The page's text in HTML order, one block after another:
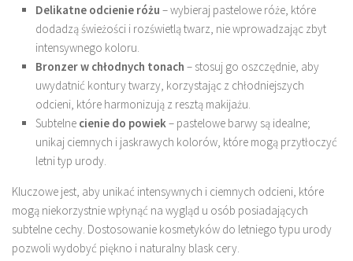
Delikatne odcienie różu – wybieraj pastelowe róże, które
dodadzą świeżości i rozświetlą twarz, nie wprowadzając zbyt
intensywnego koloru.
Bronzer w chłodnych tonach – stosuj go oszczędnie, aby
uwydatnić kontury twarzy, korzystając z chłodniejszych
odcieni, które harmonizują z resztą makijażu.
Subtelne cienie do powiek– pastelowe barwy są idealne;
unikaj ciemnych i jaskrawych kolorów, które mogą przytłoczyć
letni typ urody.
Kluczowe jest, aby unikać intensywnych i ciemnych odcieni, które
mogą niekorzystnie wpłynąć na wygląd u osób posiadających
subtelne cechy. Dostosowanie kosmetyków do letniego typu urody
pozwoli wydobyć piękno i naturalny blask cery.